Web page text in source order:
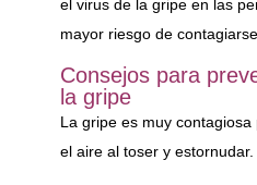
el virus de la gripe en las
mayor riesgo de contagiarse.
Consejos para
la gripe
La gripe es muy
el aire al toser y estornudar.